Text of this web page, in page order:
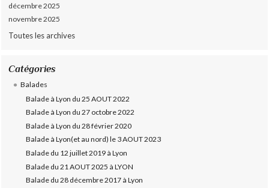
décembre 2025
novembre 2025
Toutes les archives
Catégories
Balades
Balade à Lyon du 25 AOUT 2022
Balade à Lyon du 27 octobre 2022
Balade à Lyon du 28 février 2020
Balade à Lyon(et au nord) le 3 AOUT 2023
Balade du 12 juillet 2019 à Lyon
Balade du 21 AOUT 2025 à LYON
Balade du 28 décembre 2017 à Lyon